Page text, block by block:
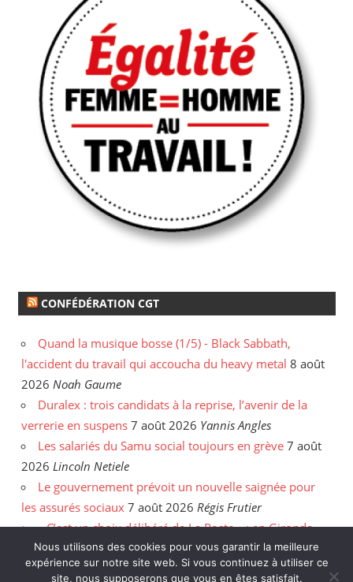
CONFÉDÉRATION CGT
Quand la musique bosse (1/5) - Black Sabbath,
l'accident du travail qui accoucha du heavy metal 8 août
2026 Noah Gaume
Duralex : trois candidats à la reprise, l’avenir de la
verrerie en suspens 7 août 2026 Yannis Angles
Les salariés du Samu social toujours en grève 7 août
2026 Lincoln Netiele
Le gouvernement prévoit un nouvelle saignée pour
les assurés sociaux 7 août 2026 Régis Frutier
« C’est un choix délibéré de La Poste » : en Gironde,
les postiers sommés de rattraper leurs heures 6 août
2026 Yannis Angles
Nous utilisons des cookies pour vous garantir la meilleure
expérience sur notre site web. Si vous continuez à utiliser ce
site, nous supposerons que vous en êtes satisfait.